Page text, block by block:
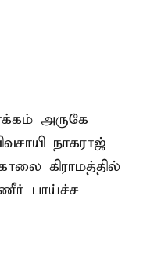
அருகே
நாகராஜ்
கிராமத்தில்
பாய்ச்ச